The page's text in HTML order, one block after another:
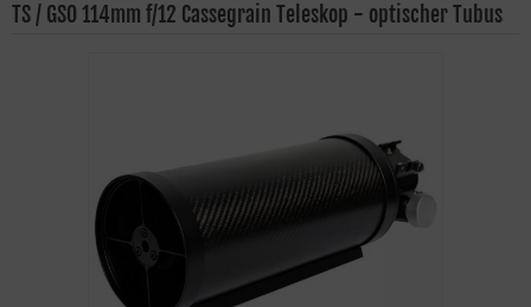
TS / GSO 114mm f/12 Cassegrain Teleskop - optischer Tubus